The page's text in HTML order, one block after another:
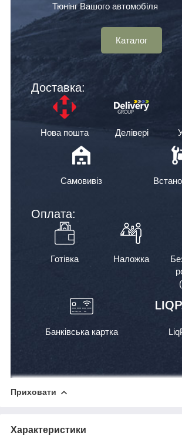
Тюнінг Вашого автомобіля
Каталог
Доставка:
Нова пошта Делівері
Самовивіз
Оплата:
Готівка Наложка
Банківська картка
Приховати
Характеристики